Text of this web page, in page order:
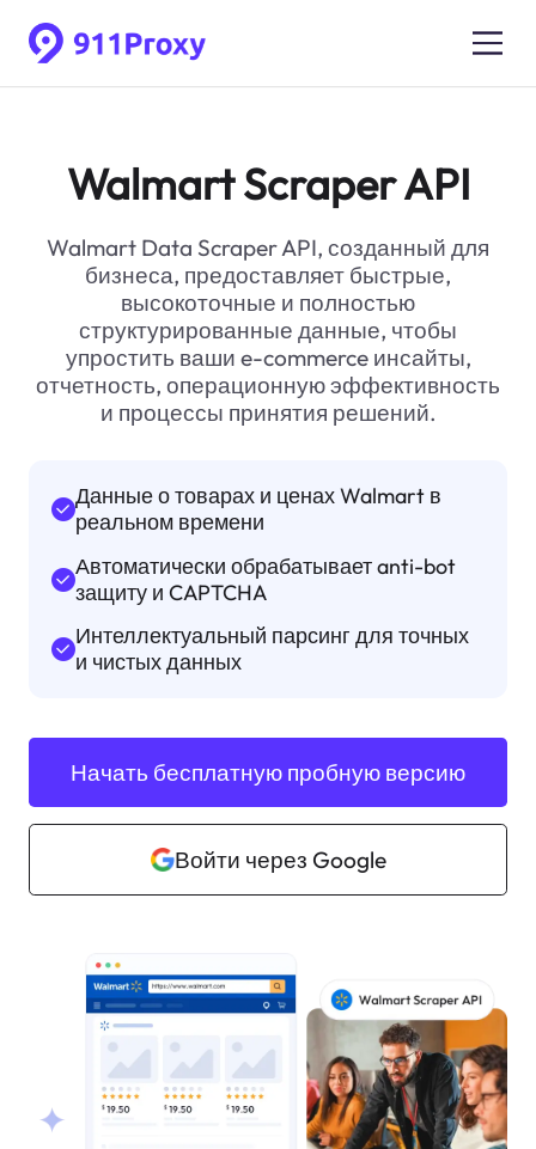
Walmart Scraper API
Walmart Data Scraper API, созданный для
бизнеса, предоставляет быстрые,
высокоточные и полностью
структурированные данные, чтобы
упростить ваши e-commerce инсайты,
отчетность, операционную эффективность
и процессы принятия решений.
Данные о товарах и ценах Walmart в
реальном времени
Автоматически обрабатывает anti-bot
защиту и CAPTCHA
Интеллектуальный парсинг для точных
и чистых данных
Начать бесплатную пробную версию
Войти через Google